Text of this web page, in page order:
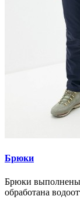
Брюки
Брюки выполнены
обработана